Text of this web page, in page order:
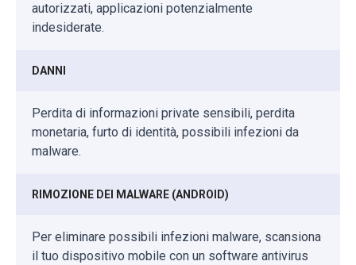
autorizzati, applicazioni potenzialmente
indesiderate.
DANNI
Perdita di informazioni private sensibili, perdita
monetaria, furto di identità, possibili infezioni da
malware.
RIMOZIONE DEI MALWARE (ANDROID)
Per eliminare possibili infezioni malware, scansiona
il tuo dispositivo mobile con un software antivirus